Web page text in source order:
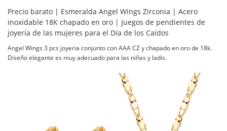
Precio barato | Esmeralda Angel Wings Zirconia | Acero
inoxidable 18K chapado en oro | Juegos de pendientes de
joyería de las mujeres para el Día de los Caídos
Angel Wings 3 pcs joyeria conjunto con AAA CZ y chapado en oro de 18k.
Diseño elegante es muy adecuado para las niñas y ladis.